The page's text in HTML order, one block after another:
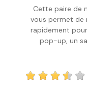
Cette paire de
vous permet de
rapidement
pop-up, un